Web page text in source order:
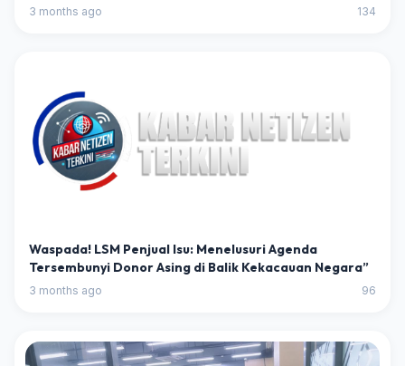
Telur
3 months ago 134
Waspada! LSM Penjual Isu: Menelusuri Agenda
Tersembunyi Donor Asing di Balik Kekacauan Negara”
3 months ago 96